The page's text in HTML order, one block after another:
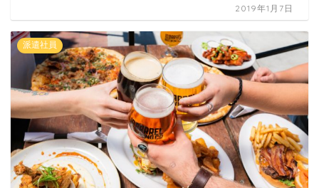
2019年1月7日
派遣社員